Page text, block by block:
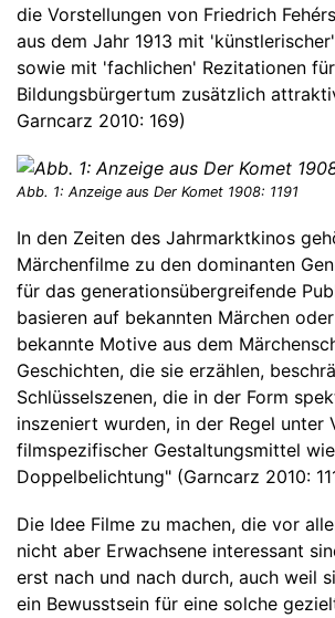
die Vorstellungen von Friedrich
aus dem Jahr 1913 mit
sowie mit 'fachlichen' Rezitationen
Bildungsbürgertum zusätzlich
Garncarz 2010: 169)
Abb. 1: Anzeige aus Der Komet 1908: 1191
In den Zeiten des Jahrmarktkinos
Märchenfilme zu den dominanten
für das generationsübergreifende
basieren auf bekannten Märchen
bekannte Motive aus dem
Geschichten, die sie erzählen,
Schlüsselszenen, die in der Form
inszeniert wurden, in der Regel unter
filmspezifischer Gestaltungsmittel
Doppelbelichtung" (Garncarz 2010:
Die Idee Filme zu machen, die vor
nicht aber Erwachsene interessant
erst nach und nach durch, auch weil
ein Bewusstsein für eine solche